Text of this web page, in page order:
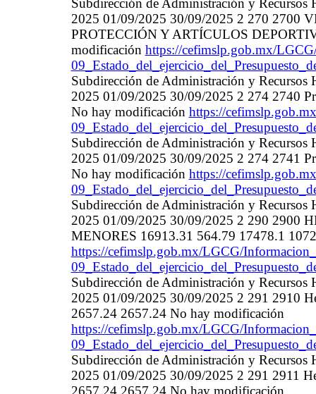
Subdirección de Administración y
2025 01/09/2025 30/09/2025 2 270 2700
PROTECCIÓN Y ARTÍCULOS
modificación https://cefimslp.gob.mx/
Subdirección de Administración y
2025 01/09/2025 30/09/2025 2 274 2740
No hay modificación https://
Subdirección de Administración y
2025 01/09/2025 30/09/2025 2 274 2741
No hay modificación https://
Subdirección de Administración y
2025 01/09/2025 30/09/2025 2 290 2900
MENORES 16913.31 564.79 17478.1
https://cefimslp.gob.mx/LGCG/
Subdirección de Administración y
2025 01/09/2025 30/09/2025 2 291 2910
2657.24 2657.24 No hay modificación
https://cefimslp.gob.mx/LGCG/
Subdirección de Administración y
2025 01/09/2025 30/09/2025 2 291 2911
2657.24 2657.24 No hay modificación